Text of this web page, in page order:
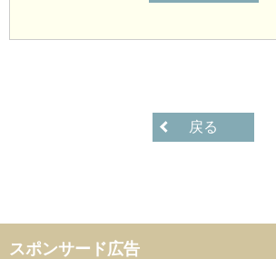
戻る
スポンサード広告